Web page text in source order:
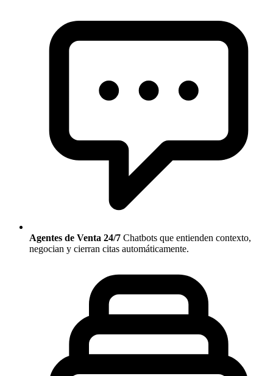
Agentes de Venta 24/7 Chatbots que entienden contexto,
negocian y cierran citas automáticamente.